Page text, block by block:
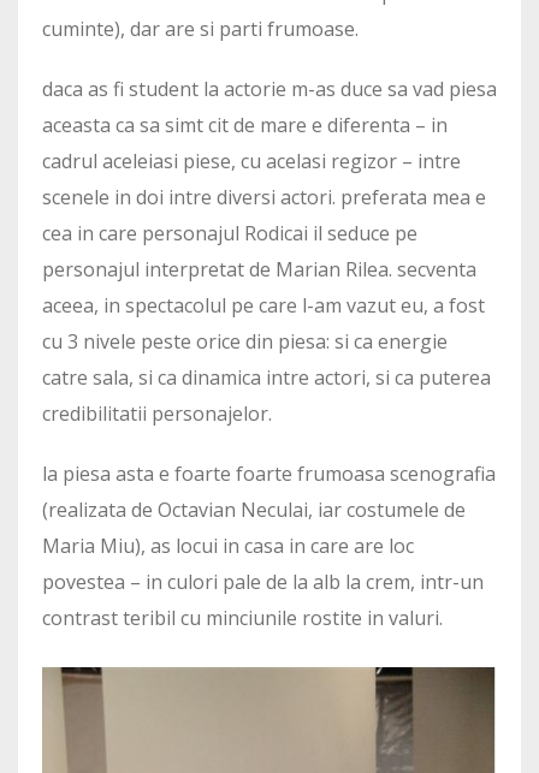
cuminte), dar are si parti frumoase.
daca as fi student la actorie m-as duce sa vad piesa
aceasta ca sa simt cit de mare e diferenta – in
cadrul aceleiasi piese, cu acelasi regizor – intre
scenele in doi intre diversi actori. preferata mea e
cea in care personajul Rodicai il seduce pe
personajul interpretat de Marian Rilea. secventa
aceea, in spectacolul pe care l-am vazut eu, a fost
cu 3 nivele peste orice din piesa: si ca energie
catre sala, si ca dinamica intre actori, si ca puterea
credibilitatii personajelor.
la piesa asta e foarte foarte frumoasa scenografia
(realizata de Octavian Neculai, iar costumele de
Maria Miu), as locui in casa in care are loc
povestea – in culori pale de la alb la crem, intr-un
contrast teribil cu minciunile rostite in valuri.